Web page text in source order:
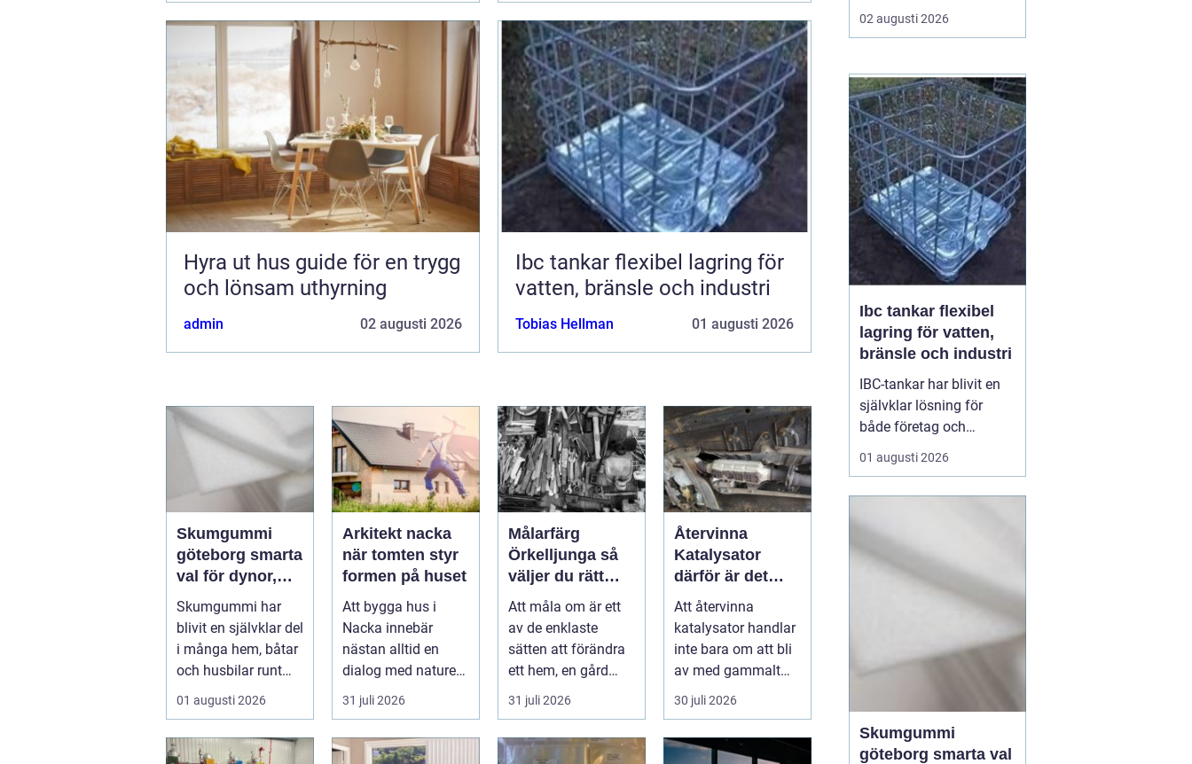
Hyra ut hus guide för en trygg
och lönsam uthyrning
admin 02 augusti 2026
Ibc tankar flexibel lagring för
vatten, bränsle och industri
Tobias Hellman 01 augusti 2026
Skumgummi
göteborg smarta
val för dynor,
möbler och
speciallösningar
Skumgummi har
blivit en självklar del
i många hem, båtar
och husbilar runt
om i landet. I
Göteborg ä...
01 augusti 2026
Arkitekt nacka
när tomten styr
formen på huset
Att bygga hus i
Nacka innebär
nästan alltid en
dialog med naturen.
Berg i dagen, tallar,
nivåskillna...
31 juli 2026
Målarfärg
Örkelljunga så
väljer du rätt
färg till hem och
gård
Att måla om är ett
av de enklaste
sätten att förändra
ett hem, en gård
eller en mindre
verksamhet. E...
31 juli 2026
Återvinna
Katalysator
därför är det
smart för både
ekonomi och
miljö
Att återvinna
katalysator handlar
inte bara om att bli
av med gammalt
material. I varje
katalysator ...
30 juli 2026
och samtidigt hålla
bostaden levande när
den. Med rätt
förberedelser, tydliga
avtal och en genomtänkt
plan kan uthyrningen bli
både trygg och lönsam.
Den här ...
02 augusti 2026
Ibc tankar flexibel
lagring för vatten,
bränsle och industri
IBC-tankar har blivit en
självklar lösning för
både företag och
privatpersoner som
behöver lagra eller
säkert och effektivt sätt.
En IBC-tank är en robust,
stapelbar behållare, ofta
på 600 eller 1000 liter,
01 augusti 2026
Skumgummi
göteborg smarta val